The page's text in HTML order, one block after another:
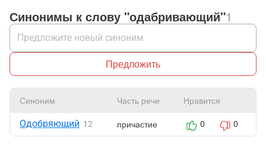
Синонимы к слову "одабривающий"1
Предложить
Синоним Часть речи Нравится
Одобряющий 12 причастие 0 0